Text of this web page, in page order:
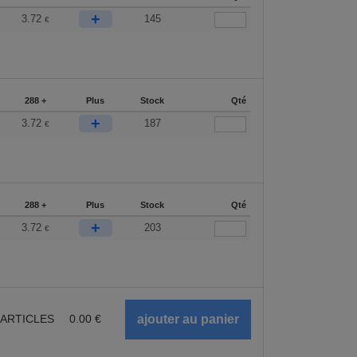
3.72 € + 145
288 + Plus Stock Qté
3.72 € + 187
288 + Plus Stock Qté
3.72 € + 203
0.00 €